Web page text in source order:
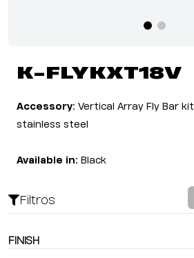
K-FLYKXT18V
Accessory: Vertical Array Fly Bar
stainless steel
Available in: Black
Filtros
FINISH